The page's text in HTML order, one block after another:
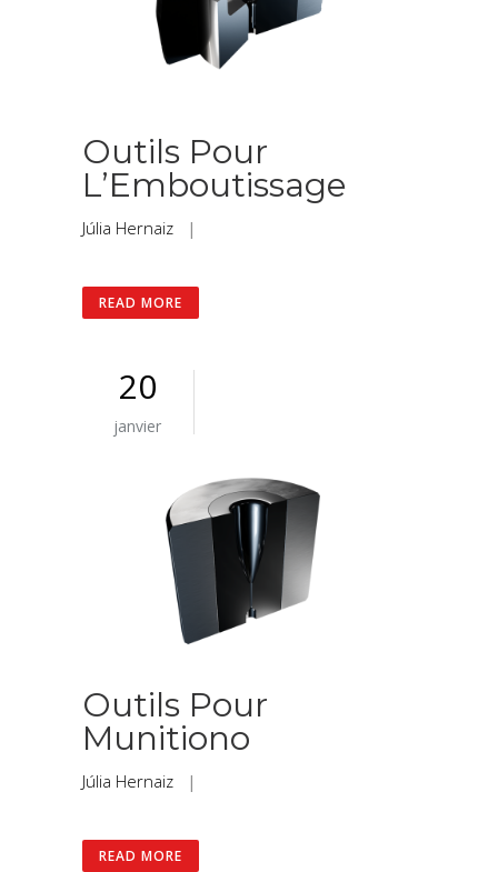
Outils Pour
L’Emboutissage
Júlia Hernaiz |
READ MORE
20
janvier
Outils Pour
Munitiono
Júlia Hernaiz |
READ MORE